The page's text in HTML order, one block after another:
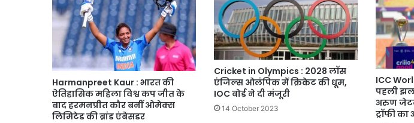
Harmanpreet Kaur : भारत की
ऐतिहासिक महिला विश्व कप जीत के
बाद हरमनप्रीत कौर बनीं ओमेक्स
लिमिटेड की ब्रांड एंबेसडर
Cricket in Olympics : 2028 लॉस
एंजिल्स ओलंपिक में क्रिकेट की धूम,
IOC बोर्ड ने दी मंजूरी
14 October 2023
ICC
पहली
अरुण
ट्रॉफी